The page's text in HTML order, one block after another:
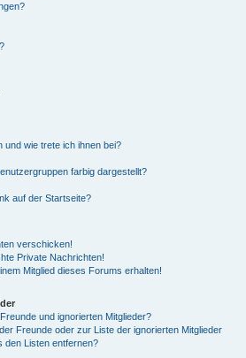
und wie trete ich ihnen bei?
farbig dargestellt?
auf der Startseite?
verschicken!
Private Nachrichten!
Mitglied dieses Forums erhalten!
und ignorierten Mitglieder?
Freunde oder zur Liste der ignorierten Mitglieder
den Listen entfernen?